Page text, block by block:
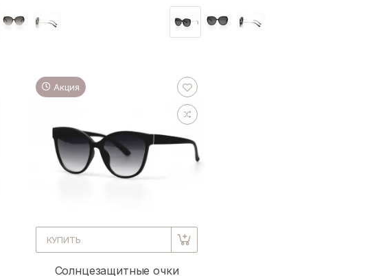
Акция
КУПИТЬ
Солнцезащитные очки